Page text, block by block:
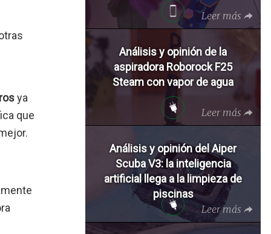
ya
que
Leer más
Análisis y opinión de la
aspiradora Roborock F25
Steam con vapor de agua
Leer más
Análisis y opinión del Aiper
Scuba V3: la inteligencia
artificial llega a la limpieza de
piscinas
Leer más